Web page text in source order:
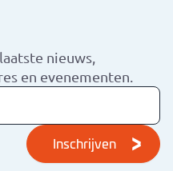
nieuws,
en evenementen.
Inschrijven